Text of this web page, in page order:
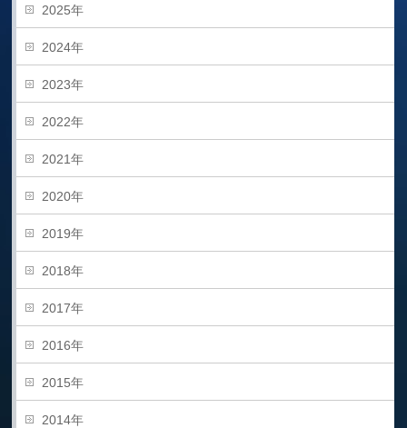
2025年
2024年
2023年
2022年
2021年
2020年
2019年
2018年
2017年
2016年
2015年
2014年